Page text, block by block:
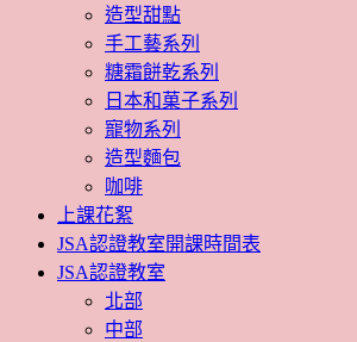
造型甜點
手工藝系列
糖霜餅乾系列
日本和菓子系列
寵物系列
造型麵包
咖啡
上課花絮
JSA認證教室開課時間表
JSA認證教室
北部
中部